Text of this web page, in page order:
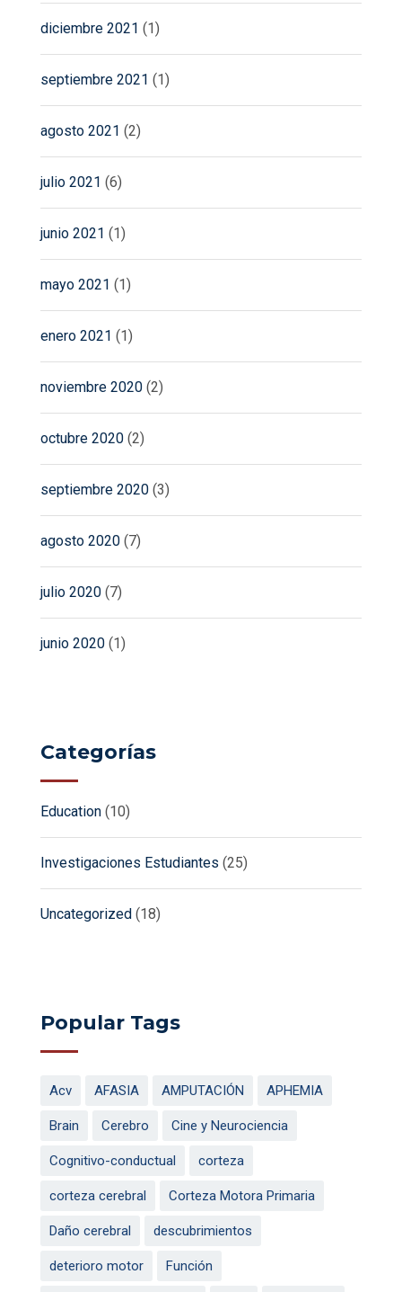
diciembre 2021 (1)
septiembre 2021 (1)
agosto 2021 (2)
julio 2021 (6)
junio 2021 (1)
mayo 2021 (1)
enero 2021 (1)
noviembre 2020 (2)
octubre 2020 (2)
septiembre 2020 (3)
agosto 2020 (7)
julio 2020 (7)
junio 2020 (1)
Categorías
Education (10)
Investigaciones Estudiantes (25)
Uncategorized (18)
Popular Tags
Acv AFASIA AMPUTACIÓN APHEMIA
Brain Cerebro Cine y Neurociencia
Cognitivo-conductual corteza
corteza cerebral Corteza Motora Primaria
Daño cerebral descubrimientos
deterioro motor Función